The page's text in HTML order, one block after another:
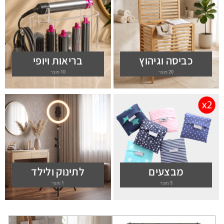
כביסה וגיהוץ
20 מוצר
בריאות ויופי
10 מוצר
מבצעים
3 מוצר
לתינוק ולילד
1 מוצר
המחיר המחיר